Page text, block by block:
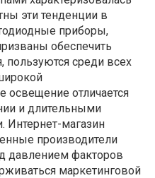
эти тенденции в
приборы,
обеспечить
среди всех
освещение отличается
и длительными
Интернет-магазин
производители
давлением факторов
маркетинговой